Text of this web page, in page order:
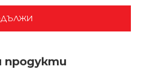
продукти